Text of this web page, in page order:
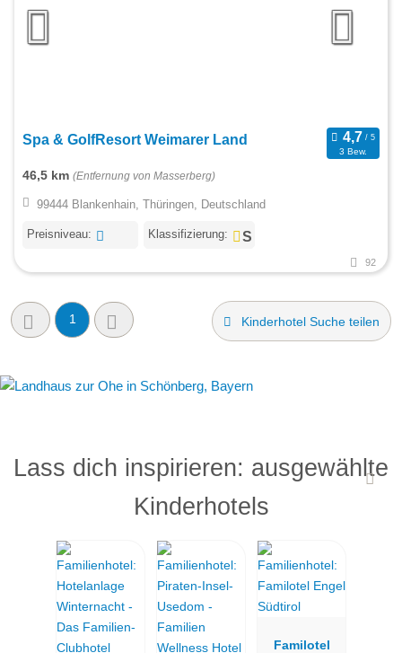
Spa & GolfResort Weimarer Land
3 Bew.
46,5 km (Entfernung von Masserberg)
99444 Blankenhain, Thüringen, Deutschland
Preisniveau: Klassifizierung:
92
1 Kinderhotel Suche teilen
Lass dich inspirieren: ausgewählte
Kinderhotels
Familotel